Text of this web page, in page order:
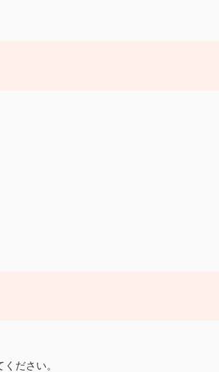
ださい。